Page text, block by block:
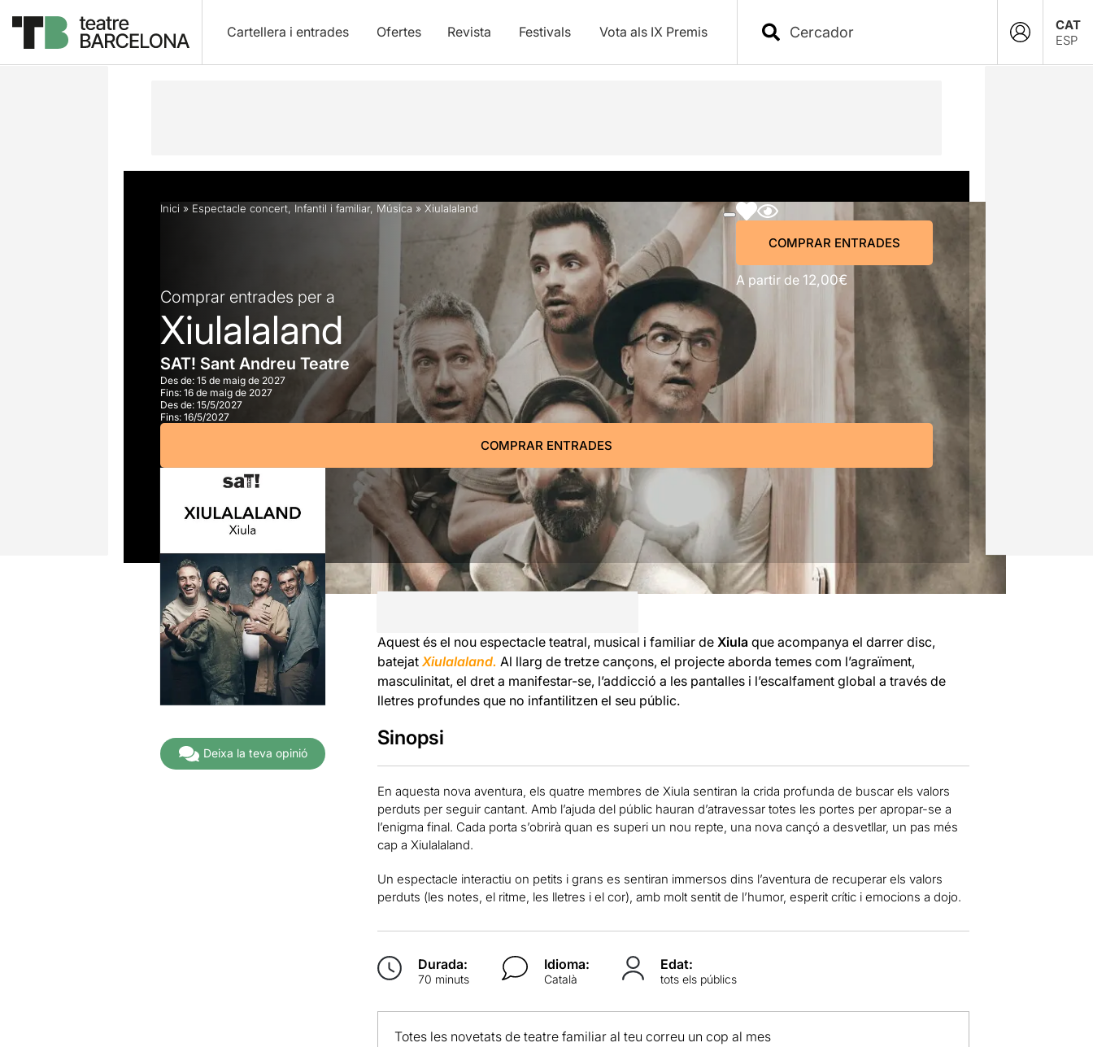
Cartellera i entrades Ofertes Revista Festivals Vota als IX Premis
CAT
ESP
Descripció Horaris Fitxa artística Fotos i vídeos Info pràctica COMPRAR ENTRADES
Inici » Espectacle concert, Infantil i familiar, Música » Xiulalaland
A partir de 12,00€
COMPRAR ENTRADES
Comprar entrades per a
Xiulalaland
SAT! Sant Andreu Teatre
Des de: 15 de maig de 2027
Fins: 16 de maig de 2027
Des de: 15/5/2027
Fins: 16/5/2027
COMPRAR ENTRADES
Deixa la teva opinió
Aquest és el nou espectacle teatral, musical i familiar de Xiula que acompanya el darrer disc,
batejat Xiulalaland. Al llarg de tretze cançons, el projecte aborda temes com l’agraïment,
masculinitat, el dret a manifestar-se, l’addicció a les pantalles i l’escalfament global a través de
lletres profundes que no infantilitzen el seu públic.
Sinopsi
En aquesta nova aventura, els quatre membres de Xiula sentiran la crida profunda de buscar els valors
perduts per seguir cantant. Amb l’ajuda del públic hauran d’atravessar totes les portes per apropar-se a
l’enigma final. Cada porta s’obrirà quan es superi un nou repte, una nova cançó a desvetllar, un pas més
cap a Xiulalaland.
Un espectacle interactiu on petits i grans es sentiran immersos dins l’aventura de recuperar els valors
perduts (les notes, el ritme, les lletres i el cor), amb molt sentit de l’humor, esperit crític i emocions a dojo.
Durada:
70 minuts
Idioma:
Català
Edat:
tots els públics
Totes les novetats de teatre familiar al teu correu un cop al mes